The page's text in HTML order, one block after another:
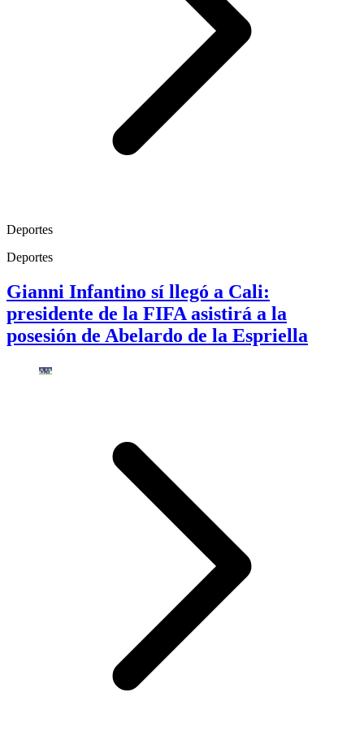
Deportes
Deportes
Gianni Infantino sí llegó a Cali:
presidente de la FIFA asistirá a la
posesión de Abelardo de la Espriella